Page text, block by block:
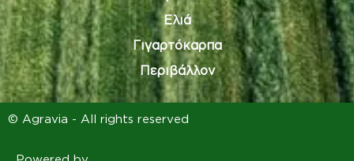
Ελιά
Γιγαρτόκαρπα
Περιβάλλον
© Agravia - All rights reserved